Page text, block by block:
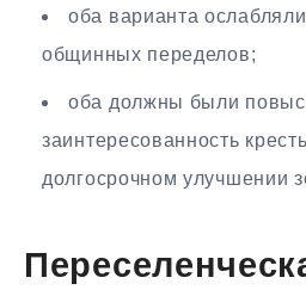
оба варианта
общинных переделов;
оба должны были
заинтересованность
долгосрочном улучшении